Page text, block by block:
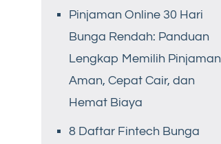
Pinjaman Online 30 Hari
Bunga Rendah: Panduan
Lengkap Memilih Pinjaman
Aman, Cepat Cair, dan
Hemat Biaya
8 Daftar Fintech Bunga